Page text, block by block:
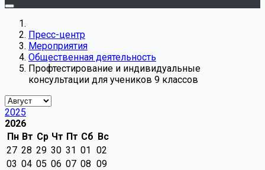
Пресс-центр
Мероприятия
Общественная деятельность
Профтестирование и индивидуальные
консультации для учеников 9 классов
2025
2026
Пн Вт Ср Чт Пт Сб Вс
27 28 29 30 31 01 02
03 04 05 06 07 08 09